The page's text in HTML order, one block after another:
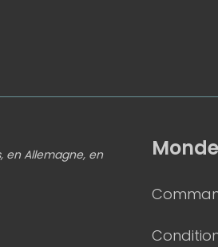
en Allemagne, en